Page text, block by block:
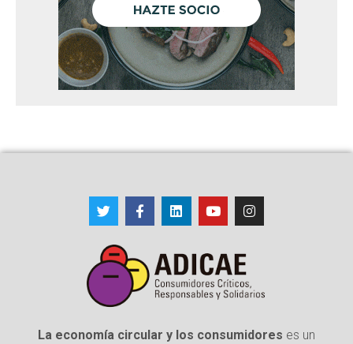
La economía circular y los consumidores es un